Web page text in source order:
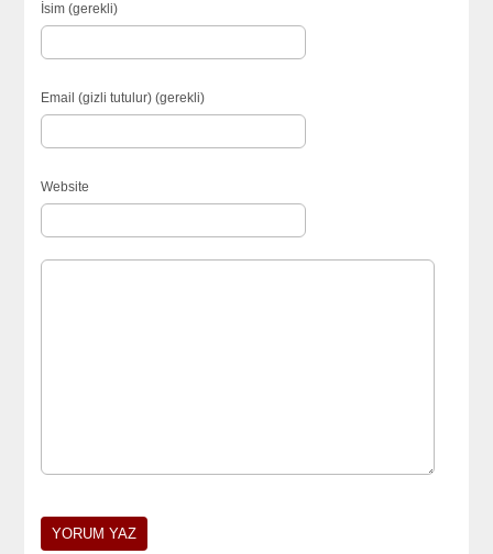
İsim (gerekli)
Email (gizli tutulur) (gerekli)
Website